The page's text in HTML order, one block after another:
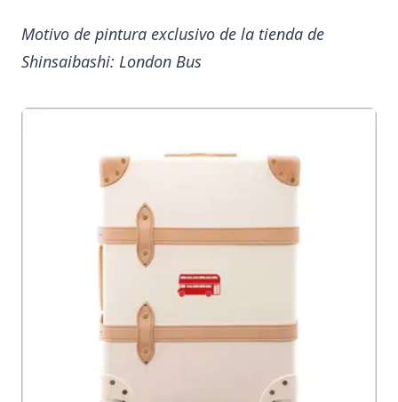
Motivo de pintura exclusivo de la tienda de
Shinsaibashi: London Bus